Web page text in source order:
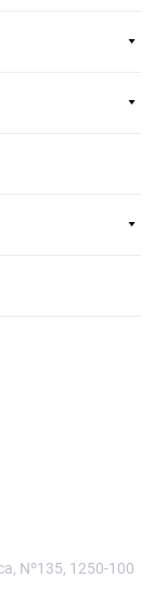
Nº135, 1250-100